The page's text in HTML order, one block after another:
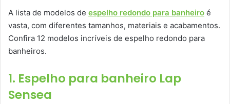
A lista de modelos de espelho redondo para banheiro é
vasta, com diferentes tamanhos, materiais e acabamentos.
Confira 12 modelos incríveis de espelho redondo para
banheiros.
1. Espelho para banheiro Lap
Sensea